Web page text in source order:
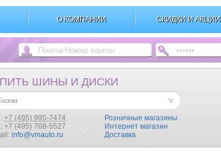
О КОМПАНИИ СКИДКИ И АКЦИИ
ШИНЫ И ДИСКИ
+7 (495) 995-7474
+7 (495) 768-5527
info@vmauto.ru
Розничные магазины
Интернет магазин
Доставка